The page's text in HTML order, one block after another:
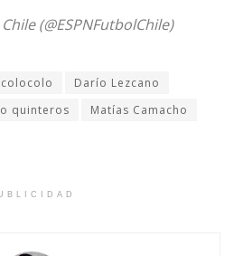
(@ESPNFutbolChile)
colocolo
Darío Lezcano
quinteros
Matías Camacho